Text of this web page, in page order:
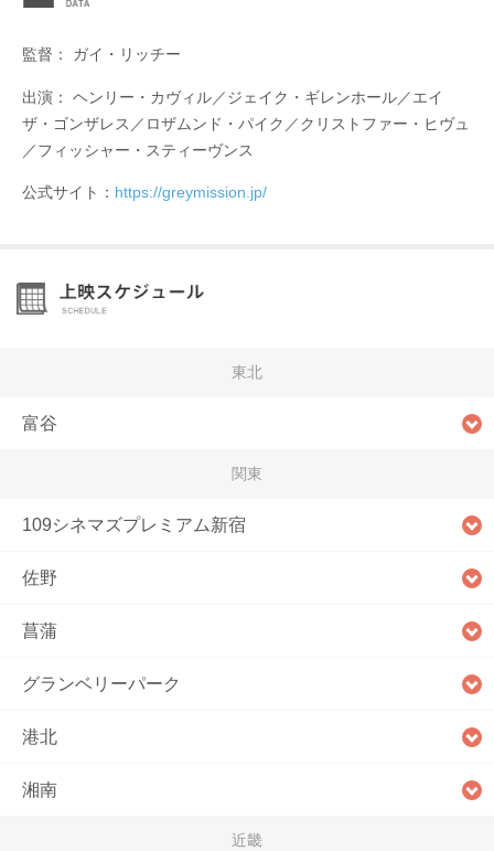
監督： ガイ・リッチー
出演： ヘンリー・カヴィル／ジェイク・ギレンホール／エイ
ザ・ゴンザレス／ロザムンド・パイク／クリストファー・ヒヴュ
／フィッシャー・スティーヴンス
公式サイト： https://greymission.jp/
東北
富谷
関東
109シネマズプレミアム新宿
佐野
菖蒲
グランベリーパーク
港北
湘南
近畿